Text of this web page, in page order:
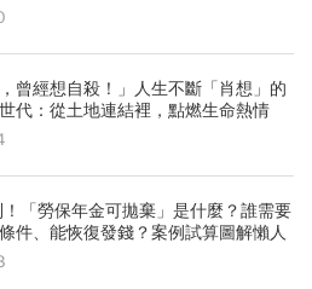
，曾經想自殺！」人生不斷「肖想」的
代：從土地連結裡，點燃生命熱情
「勞保年金可拋棄」是什麼？誰需要
件、能恢復發錢？案例試算圖解懶人